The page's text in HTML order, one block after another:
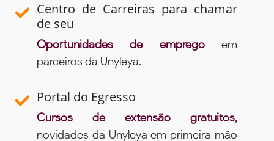
Centro de Carreiras para chamar
de seu
Oportunidades de empregoem
parceiros da Unyleya.
Portal do Egresso
Cursos de extensão gratuitos,
novidades da Unyleya em primeira mão